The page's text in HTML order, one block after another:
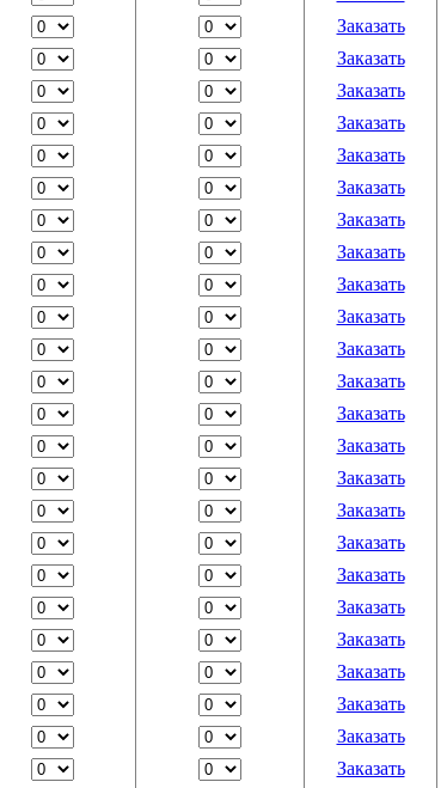
Заказать
Заказать
Заказать
Заказать
Заказать
Заказать
Заказать
Заказать
Заказать
Заказать
Заказать
Заказать
Заказать
Заказать
Заказать
Заказать
Заказать
Заказать
Заказать
Заказать
Заказать
Заказать
Заказать
Заказать